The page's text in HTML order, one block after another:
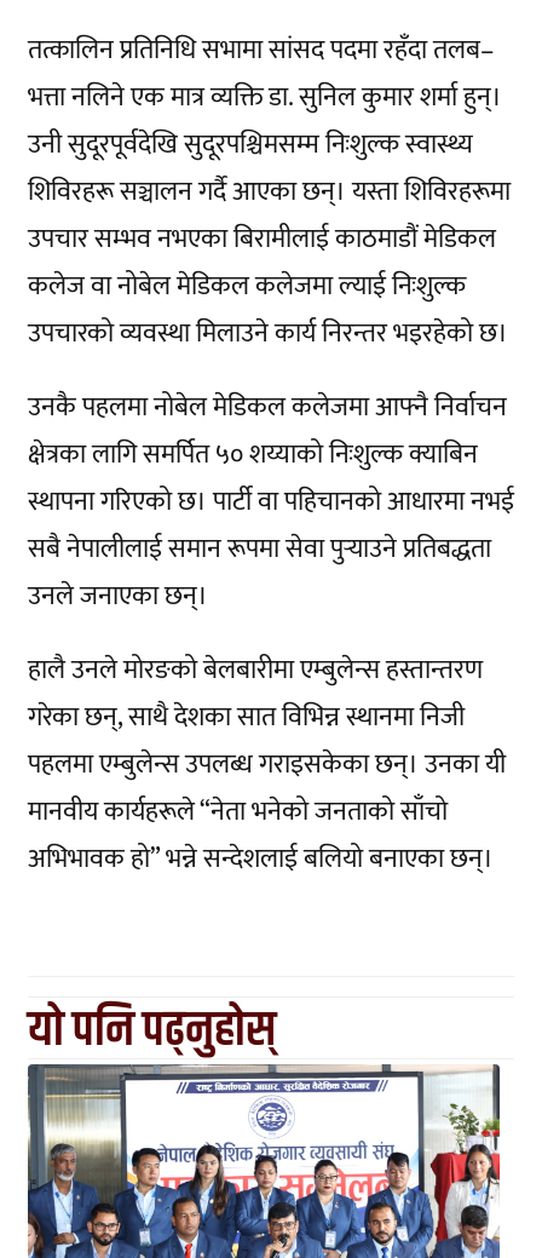
तत्कालिन प्रतिनिधि सभामा सांसद पदमा रहँदा तलब–
भत्ता नलिने एक मात्र व्यक्ति डा. सुनिल कुमार शर्मा हुन्।
उनी सुदूरपूर्वदेखि सुदूरपश्चिमसम्म निःशुल्क स्वास्थ्य
शिविरहरू सञ्चालन गर्दै आएका छन्। यस्ता शिविरहरूमा
उपचार सम्भव नभएका बिरामीलाई काठमाडौं मेडिकल
कलेज वा नोबेल मेडिकल कलेजमा ल्याई निःशुल्क
उपचारको व्यवस्था मिलाउने कार्य निरन्तर भइरहेको छ।
उनकै पहलमा नोबेल मेडिकल कलेजमा आफ्नै निर्वाचन
क्षेत्रका लागि समर्पित ५० शय्याको निःशुल्क क्याबिन
स्थापना गरिएको छ। पार्टी वा पहिचानको आधारमा नभई
सबै नेपालीलाई समान रूपमा सेवा पुर्‍याउने प्रतिबद्धता
उनले जनाएका छन्।
हालै उनले मोरङको बेलबारीमा एम्बुलेन्स हस्तान्तरण
गरेका छन्, साथै देशका सात विभिन्न स्थानमा निजी
पहलमा एम्बुलेन्स उपलब्ध गराइसकेका छन्। उनका यी
मानवीय कार्यहरूले “नेता भनेको जनताको साँचो
अभिभावक हो” भन्ने सन्देशलाई बलियो बनाएका छन्।
यो पनि पढ्नुहोस्